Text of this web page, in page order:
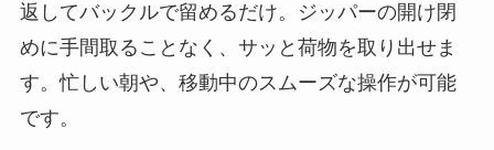
返してバックルで留めるだけ。ジッパーの開け閉
めに手間取ることなく、サッと荷物を取り出せま
す。忙しい朝や、移動中のスムーズな操作が可能
です。